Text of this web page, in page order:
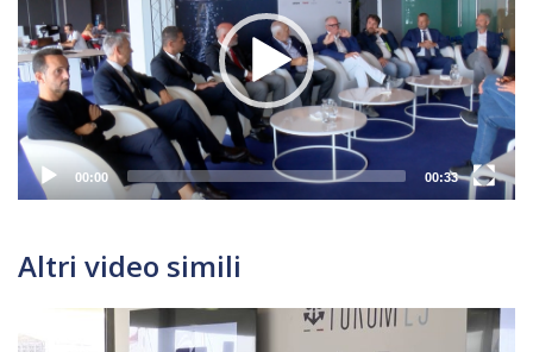
00:00 00:33
Altri video simili